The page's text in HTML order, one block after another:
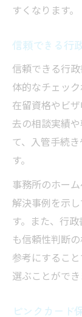
すくなります。
信頼できる行
信頼できる行
体的なチェッ
在留資格やビ
去の相談実績
て、入管手続
す。
事務所のホー
解決事例を示
す。また、行
も信頼性判断
参考にするこ
選ぶことができ
ピンクカード